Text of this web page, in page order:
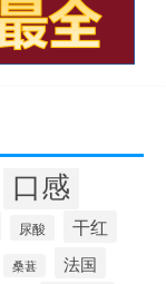
口感
尿酸 干红
桑葚 法国